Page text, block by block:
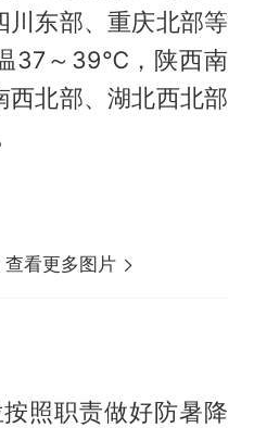
川东部、重庆北部等
37～39℃，陕西南
西北部、湖北西北部
看更多图片
照职责做好防暑降